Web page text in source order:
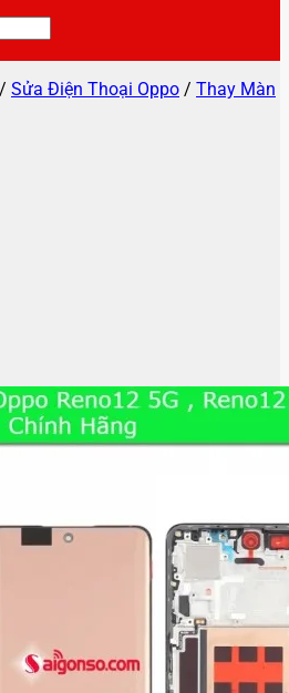
/ Sửa Điện Thoại Oppo / Thay Màn